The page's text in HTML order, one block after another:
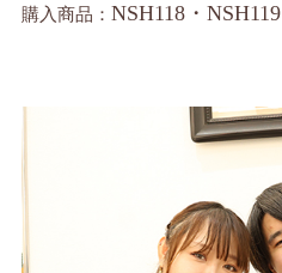
購入商品： NSH118・NSH119